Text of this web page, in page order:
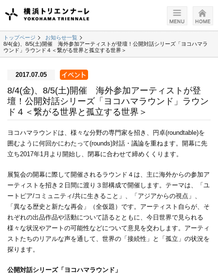
トップページ
お知らせ一覧
8/4(金)、8/5(土)開催 海外参加アーティストが登壇！公開対話シリーズ「ヨコハマラ
ウンド」ラウンド４＜繋がる世界と孤立する世界＞
2017.07.05
8/4(金)、8/5(土)開催 海外参加アーティストが登
壇！公開対話シリーズ「ヨコハマラウンド」ラウン
ド４＜繋がる世界と孤立する世界＞
ヨコハマラウンドは、様々な分野の専門家を招き、円卓(roundtable)を
囲むように何回かにわたって(rounds)対話・議論を重ねます。開幕に先
立ち2017年1月より開始し、閉幕に合わせて締めくくります。
展覧会の開幕に際して開催されるラウンド４は、主に海外からの参加ア
ーティストを招き２日間に渡り３部構成で開催します。テーマは、「ユ
ートピア/コミュニティ/共に生きること」、「アジアからの視点」、
「異なる歴史と新たな再会」（全仮題）です。アーティスト自らが、そ
れぞれの出品作品や活動について語るとともに、今日世界で見られる
様々な状況やアートの可能性などについて意見を交わします。アーティ
ストたちのリアルな声を通して、世界の「接続性」と「孤立」の状況を
探ります。
公開対話シリーズ「ヨコハマラウンド」